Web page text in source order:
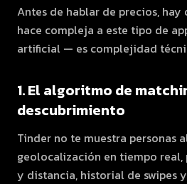
Antes de hablar de precios, hay
hace compleja a este tipo de
artificial — es complejidad
1. El algoritmo de
descubrimiento
Tinder no te muestra personas
geolocalización en tiempo real,
y distancia, historial de swipes